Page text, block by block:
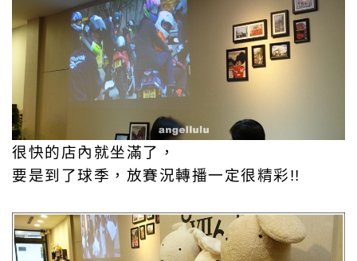
很快的店內就坐滿了，
要是到了球季，放賽況轉播一定很精彩!!